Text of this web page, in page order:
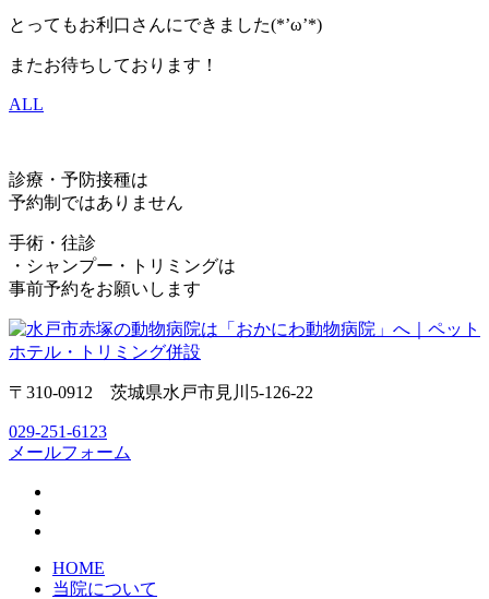
とってもお利口さんにできました(*’ω’*)
またお待ちしております！
ALL
診療・予防接種は
予約制ではありません
手術・往診
・シャンプー・トリミングは
事前予約をお願いします
〒310-0912 茨城県水戸市見川5-126-22
029-251-6123
メールフォーム
HOME
当院について